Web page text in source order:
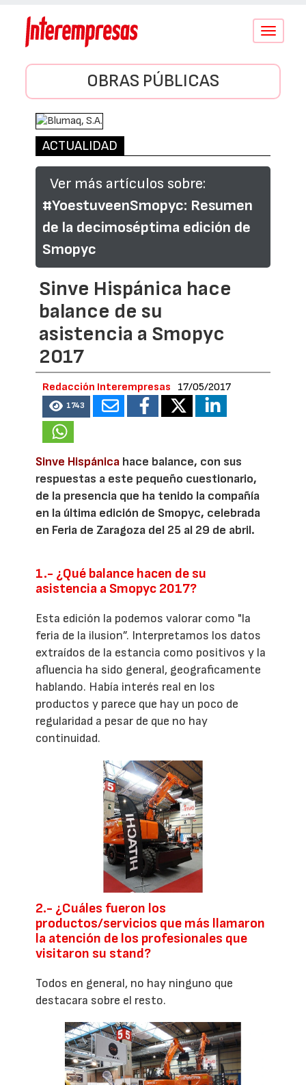
Conmutar
OBRAS PÚBLICAS
ACTUALIDAD
Ver más artículos sobre:
#YoestuveenSmopyc: Resumen
de la decimoséptima edición de
Smopyc
Sinve Hispánica hace
balance de su
asistencia a Smopyc
2017
Redacción Interempresas 17/05/2017
1743
Sinve Hispánica hace balance, con sus
respuestas a este pequeño cuestionario,
de la presencia que ha tenido la compañía
en la última edición de Smopyc, celebrada
en Feria de Zaragoza del 25 al 29 de abril.
1.- ¿Qué balance hacen de su
asistencia a Smopyc 2017?
Esta edición la podemos valorar como "la
feria de la ilusion”. Interpretamos los datos
extraídos de la estancia como positivos y la
afluencia ha sido general, geograficamente
hablando. Había interés real en los
productos y parece que hay un poco de
regularidad a pesar de que no hay
continuidad.
2.- ¿Cuáles fueron los
productos/servicios que más llamaron
la atención de los profesionales que
visitaron su stand?
Todos en general, no hay ninguno que
destacara sobre el resto.